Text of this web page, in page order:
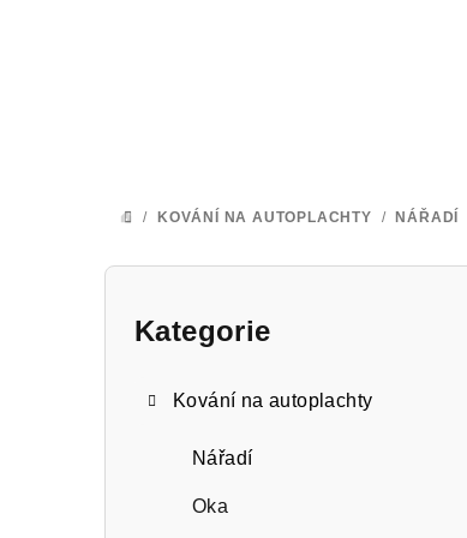
DOMŮ
/ KOVÁNÍ NA AUTOPLACHTY / NÁŘADÍ
P
Přeskočit
Kategorie
Kování na autoplachty
Nářadí
Oka